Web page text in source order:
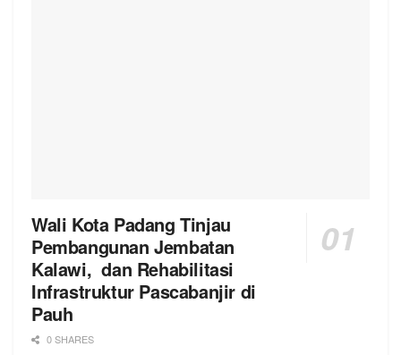
Wali Kota Padang Tinjau
Pembangunan Jembatan
Kalawi, dan Rehabilitasi
Infrastruktur Pascabanjir di
Pauh
0 SHARES